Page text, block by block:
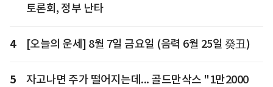
토론회, 정부 난타
4 [오늘의 운세] 8월 7일 금요일 (음력 6월 25일 癸丑)
5
자고나면 주가 떨어지는데... 골드만삭스 "1만2000